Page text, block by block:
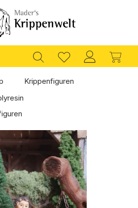
Krippenfiguren